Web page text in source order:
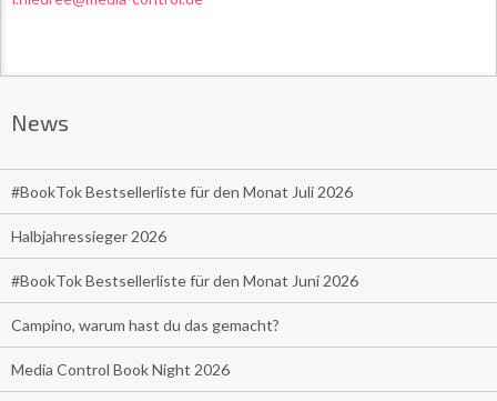
News
#BookTok Bestsellerliste für den Monat Juli 2026
Halbjahressieger 2026
#BookTok Bestsellerliste für den Monat Juni 2026
Campino, warum hast du das gemacht?
Media Control Book Night 2026